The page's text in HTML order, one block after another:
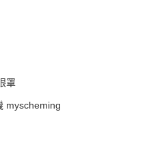
罩
myscheming